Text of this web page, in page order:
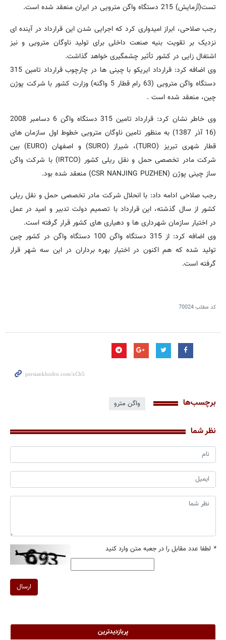
تست(آزمایش) 215 دستگاه واگن مترویی در ایران منعقد شده است.
رجب صلاحی، ابراز امیدواری کرد که اجرایی شدن این قرارداد در آینده ای
نزدیک بر تقویت بنیه صنعت داخلی برای تولید ناوگان مترویی و نیز
اشتغال زایی در کشور تأثیر چشمگیری خواهد گذاشت.
وی اضافه کرد: قرارداد ایریکو با چینی ها در چارچوب قرارداد تامین 315
دستگاه واگن مترویی (63 رام قطار 5 واگنه) وزارت کشور با شرکت پوژن
چین، منعقد شده است .
وی خاطر نشان کرد: قرارداد تامین 315 دستگاه واگن 6 دسامبر 2008
(16 آذر 1387) به منظور تامین ناوگان مترویی خطوط اول سازمان های
قطار شهری تبریز (TURO)، شیراز (SURO) و اصفهان (EURO) بین
شرکت مادر تخصصی حمل و نقل ریلی کشور (IRTCO) با شرکت واگن
ساز چینی پوژن (CSR NANJING PUZHEN) منعقد شده بود.
رجب صلاحی ادامه داد: با انحلال شرکت مادر تخصصی حمل و نقل ریلی
کشور از سال گذشته، این قرارداد با تصمیم دولت تدبیر و امید در عمل
در اختیار سازمان شهرداری ها و دهیاری های کشور قرار گرفته است.
وی اضافه کرد: از 315 دستگاه واگن 100 دستگاه واگن در کشور چین
تولید شده که هم اکنون در اختیار بهره برداران در این سه شهر قرار
گرفته است.
کد مطلب70024
برچسب‌ها واگن مترو
نظر شما
* لطفا عدد مقابل را در جعبه متن وارد کنید
ارسال
پربازدیدترین